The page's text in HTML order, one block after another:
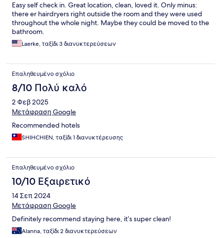
Easy self check in. Great location, clean, loved it. Only minus:
there er hairdryers right outside the room and they were used
throughout the whole night. Maybe they could be moved to the
bathroom.
Laerke, ταξίδι 3 διανυκτερεύσεων
Επαληθευμένο σχόλιο
8/10 Πολύ καλό
2 Φεβ 2025
Μετάφραση Google
Recommended hotels
SHIHCHIEN, ταξίδι 1 διανυκτέρευσης
Επαληθευμένο σχόλιο
10/10 Εξαιρετικό
14 Σεπ 2024
Μετάφραση Google
Definitely recommend staying here, it’s super clean!
Alanna, ταξίδι 2 διανυκτερεύσεων